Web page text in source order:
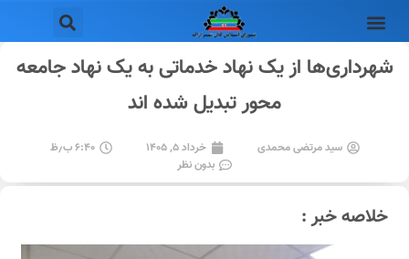
شهرداری‌ها از یک نهاد خدماتی به یک نهاد جامعه
محور تبدیل شده اند
سید مرتضی محمدی خرداد ۵, ۱۴۰۵
۶:۴۰ ب٫ظ
بدون نظر
خلاصه خبر :